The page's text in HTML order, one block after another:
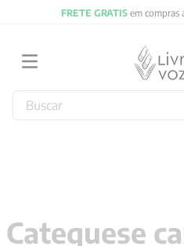
FRETE GRATISem compras
Buscar
Catequese
4 º jung